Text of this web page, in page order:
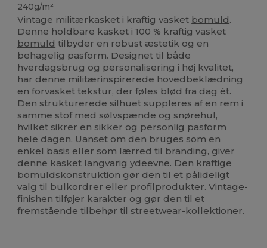
240g/m²
Vintage militærkasket i kraftig vasket bomuld.
Denne holdbare kasket i 100 % kraftig vasket
bomuld tilbyder en robust æstetik og en
behagelig pasform. Designet til både
hverdagsbrug og personalisering i høj kvalitet,
har denne militærinspirerede hovedbeklædning
en forvasket tekstur, der føles blød fra dag ét.
Den strukturerede silhuet suppleres af en rem i
samme stof med sølvspænde og snørehul,
hvilket sikrer en sikker og personlig pasform
hele dagen. Uanset om den bruges som en
enkel basis eller som lærred til branding, giver
denne kasket langvarigydeevne. Den kraftige
bomuldskonstruktion gør den til et pålideligt
valg til bulkordrer eller profilprodukter. Vintage-
finishen tilføjer karakter og gør den til et
fremstående tilbehør til streetwear-kollektioner.